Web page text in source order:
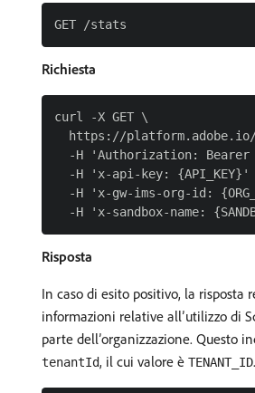
Richiesta
curl -X GET \
https://
-H 'Authorization: Bearer
-H 'x-api-key: {API_KEY}'
-H 'x-gw-ims-org-id:
Risposta
In caso di esito positivo, la risposta
informazioni relative all’utilizzo di
parte dell’organizzazione. Questo
tenantId, il cui valore è TENANT_ID.